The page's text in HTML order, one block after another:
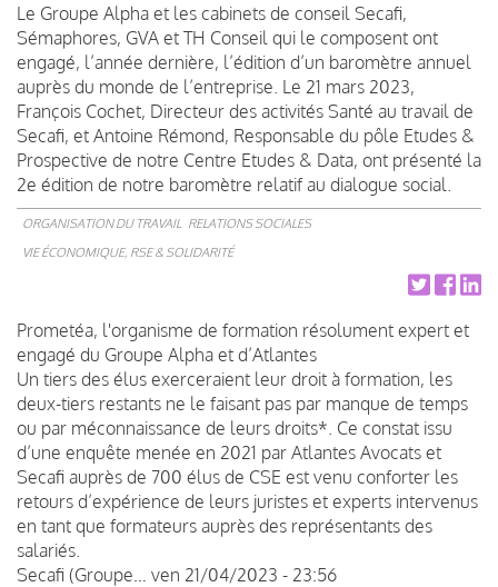
Le Groupe Alpha et les cabinets de conseil Secafi,
Sémaphores, GVA et TH Conseil qui le composent ont
engagé, l’année dernière, l’édition d’un baromètre annuel
auprès du monde de l’entreprise. Le 21 mars 2023,
François Cochet, Directeur des activités Santé au travail de
Secafi, et Antoine Rémond, Responsable du pôle Etudes &
Prospective de notre Centre Etudes & Data, ont présenté la
2e édition de notre baromètre relatif au dialogue social.
ORGANISATION DU TRAVAIL RELATIONS SOCIALES
VIE ÉCONOMIQUE, RSE & SOLIDARITÉ
Prometéa, l'organisme de formation résolument expert et
engagé du Groupe Alpha et d’Atlantes
Un tiers des élus exerceraient leur droit à formation, les
deux-tiers restants ne le faisant pas par manque de temps
ou par méconnaissance de leurs droits*. Ce constat issu
d’une enquête menée en 2021 par Atlantes Avocats et
Secafi auprès de 700 élus de CSE est venu conforter les
retours d’expérience de leurs juristes et experts intervenus
en tant que formateurs auprès des représentants des
salariés.
Secafi (Groupe…
ven 21/04/2023 - 23:56